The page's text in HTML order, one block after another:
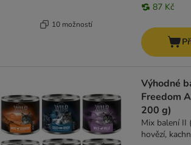
10 možností
87 Kč
Výhodné
Freedom
200 g)
Mix balení II
hovězí,